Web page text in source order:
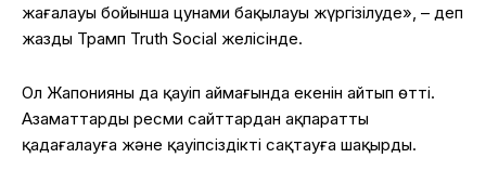
жағалауы бойынша цунами бақылауы жүргізілуде», – деп
жазды Трамп Truth Social желісінде.
Ол Жапонияның да қауіп аймағында екенін айтып өтті.
Азаматтарды ресми сайттардан ақпаратты
қадағалауға және қауіпсіздікті сақтауға шақырды.